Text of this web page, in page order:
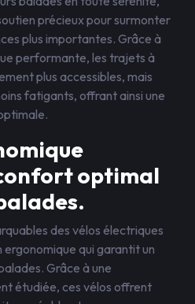
précieux pour surmonter
plus importantes. Grâce à
performante, les trajets à
plus accessibles, mais
fatigants, offrant ainsi une
optimal
des vélos électriques
qui garantit un
Grâce à une
étudiée, ces vélos offrent